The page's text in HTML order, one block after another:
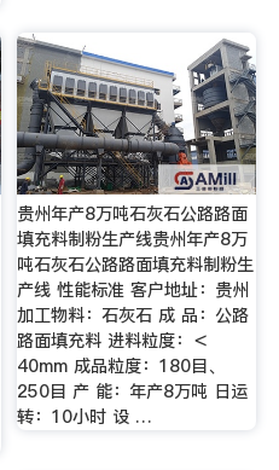
贵州年产8万吨石灰石公路路面
填充料制粉生产线贵州年产8万
吨石灰石公路路面填充料制粉生
产线 性能标准 客户地址：贵州
加工物料：石灰石 成 品：公路
路面填充料 进料粒度：＜
40mm 成品粒度：180目、
250目 产 能：年产8万吨 日运
转：10小时 设 …